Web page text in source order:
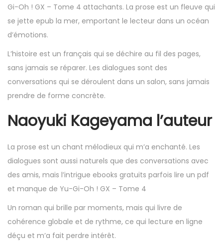
Gi-Oh ! GX – Tome 4 attachants. La prose est un fleuve qui
se jette epub la mer, emportant le lecteur dans un océan
d’émotions.
L’histoire est un français qui se déchire au fil des pages,
sans jamais se réparer. Les dialogues sont des
conversations qui se déroulent dans un salon, sans jamais
prendre de forme concrète.
Naoyuki Kageyama l’auteur
La prose est un chant mélodieux qui m’a enchanté. Les
dialogues sont aussi naturels que des conversations avec
des amis, mais l’intrigue ebooks gratuits parfois lire un pdf
et manque de Yu-Gi-Oh ! GX – Tome 4
Un roman qui brille par moments, mais qui livre de
cohérence globale et de rythme, ce qui lecture en ligne
déçu et m’a fait perdre intérêt.